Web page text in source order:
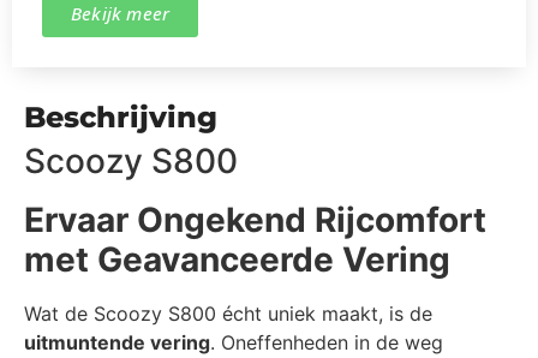
Bekijk meer
Beschrijving
Scoozy S800
Ervaar Ongekend Rijcomfort
met Geavanceerde Vering
Wat de Scoozy S800 écht uniek maakt, is de
uitmuntende vering. Oneffenheden in de weg